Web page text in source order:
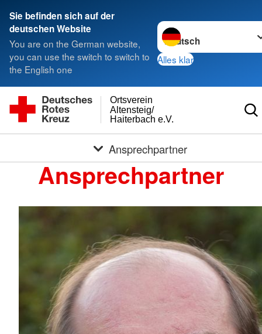
Sie befinden sich auf der
deutschen Website
You are on the German website,
you can use the switch to switch to
the English one
Sprache wechseln zu
Alles klar
Haiterbach e.V.
Altensteig/
Ortsverein
Ansprechpartner
Ansprechpartner